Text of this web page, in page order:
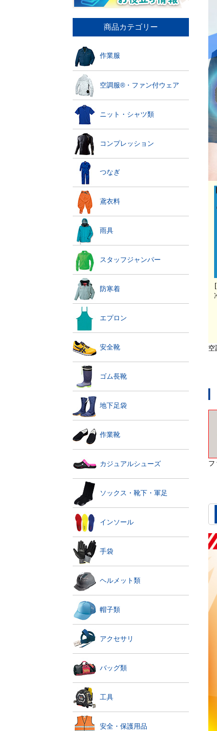
商品カテゴリー
作業服
空調服®・ファン付ウェア
ニット・シャツ類
コンプレッション
つなぎ
鳶衣料
雨具
スタッフジャンパー
防寒着
エプロン
安全靴
ゴム長靴
地下足袋
作業靴
カジュアルシューズ
ソックス・靴下・軍足
インソール
手袋
ヘルメット類
帽子類
アクセサリ
バッグ類
工具
安全・保護用品
空
フ